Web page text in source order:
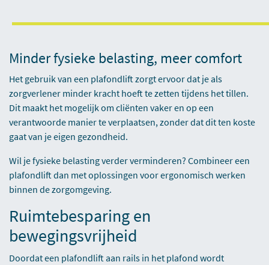
Minder fysieke belasting, meer comfort
Het gebruik van een plafondlift zorgt ervoor dat je als
zorgverlener minder kracht hoeft te zetten tijdens het tillen.
Dit maakt het mogelijk om cliënten vaker en op een
verantwoorde manier te verplaatsen, zonder dat dit ten koste
gaat van je eigen gezondheid.
Wil je fysieke belasting verder verminderen? Combineer een
plafondlift dan met oplossingen voorergonomisch werken
binnen de zorgomgeving.
Ruimtebesparing en
bewegingsvrijheid
Doordat een plafondlift aan rails in het plafond wordt